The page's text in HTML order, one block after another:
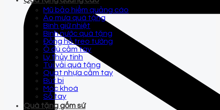
Mũ bảo hiểm quảng cáo
Áo mưa quà tặng
Bình giữ nhiệt
Bình nước quà tặng
Đồng hồ treo tường
Ô dù cầm tay
Ly thủy tinh
Túi vải quà tặng
Quạt nhựa cầm tay
Bút bi
Móc khoá
Sổ tay
Quà tặng gốm sứ